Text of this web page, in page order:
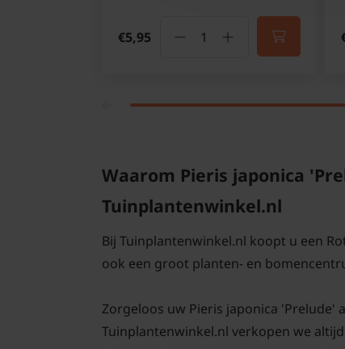
€5,95
Waarom Pieris japonica
Tuinplantenwinkel.nl
Bij Tuinplantenwinkel.nl koopt u een
ook een groot planten- en
Zorgeloos uw Pieris japonica 'Prelude'
Tuinplantenwinkel.nl verkopen we